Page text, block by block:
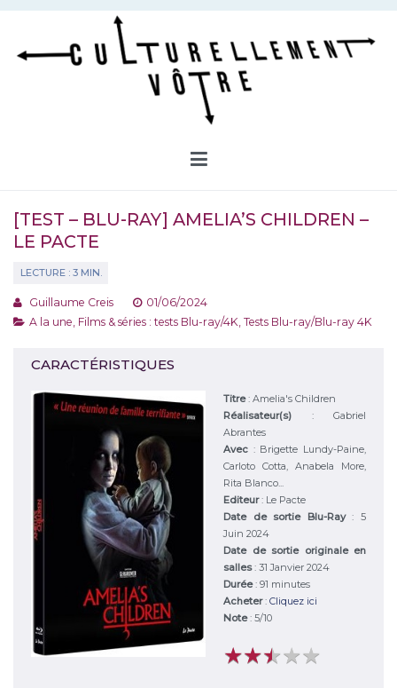
Aller
contenu
[TEST – BLU-RAY] AMELIA’S CHILDREN –
LE PACTE
Guillaume Creis
01/06/2024
A la une Films & séries : tests Blu-ray/4K Tests Blu-ray/Blu-ray 4K
CARACTÉRISTIQUES
Titre:Amelia's Children
Réalisateur(s) :Gabriel
Abrantes
Avec : Brigette Lundy-Paine,
Carloto Cotta, Anabela More,
Rita Blanco...
Editeur: Le Pacte
Date de sortie Blu-Ray: 5
Juin 2024
Date de sortie originale en
salles: 31 Janvier 2024
Durée:91 minutes
Acheter:Cliquez ici
Note:5/10
★★★★★
★★★★★